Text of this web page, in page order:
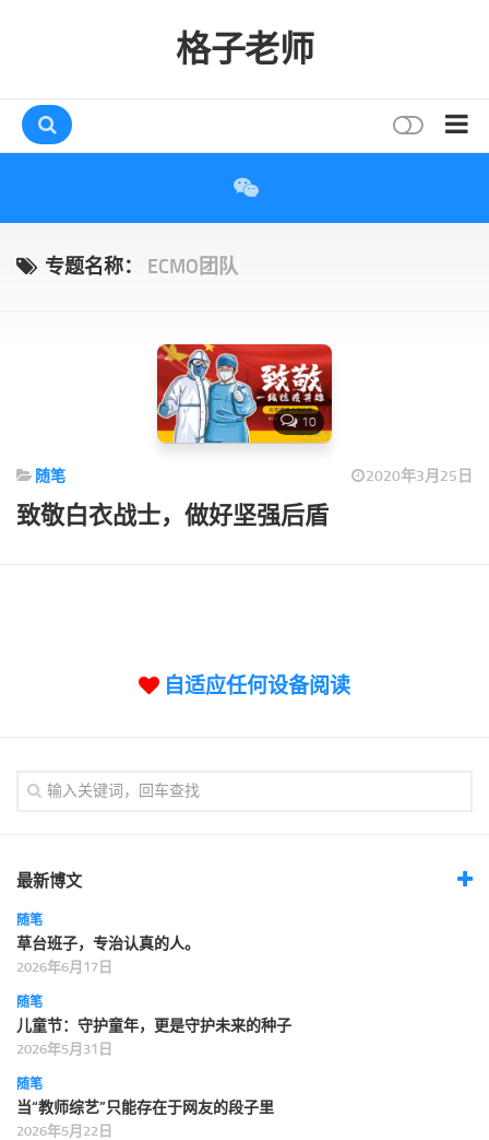
格子老师
互动
专题名称： ECMO团队
10
随笔 2020年3月25日
致敬白衣战士，做好坚强后盾
自适应任何设备阅读
最新博文
随笔
草台班子，专治认真的人。
2026年6月17日
随笔
儿童节：守护童年，更是守护未来的种子
2026年5月31日
随笔
当“教师综艺”只能存在于网友的段子里
2026年5月22日